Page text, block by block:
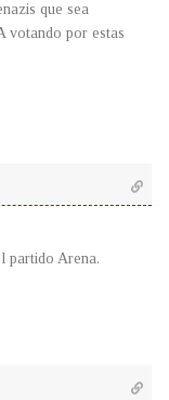
que sea
votando por estas
partido Arena.